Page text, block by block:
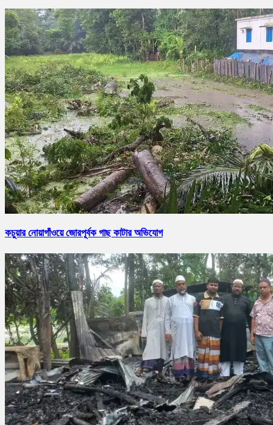
কচুয়ার নোয়াগাঁওয়ে জোরপূর্বক গাছ কাটার অভিযোগ